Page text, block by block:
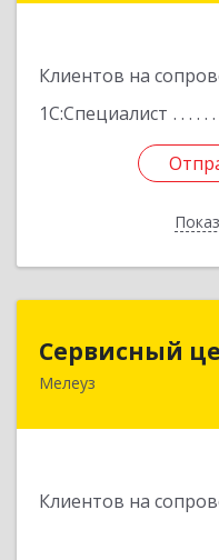
Клиентов на
1С:Специалист
Сервисный
Мелеуз
Клиентов на